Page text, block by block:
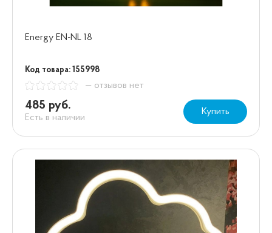
Energy EN-NL 18
Код товара: 155998
— отзывов нет
485 руб.
Есть в наличии
Купить